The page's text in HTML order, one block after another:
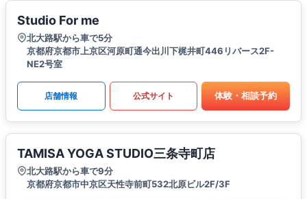
Studio For me
北大路駅から車で5分
京都府京都市上京区河原町通今出川下梶井町446リバース2F-
NE2号室
店舗情報 公式サイト 体験・相談予約
TAMISA YOGA STUDIO三条寺町店
北大路駅から車で9分
京都府京都市中京区天性寺前町532北原ビル2F/3F